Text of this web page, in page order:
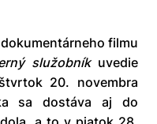
filmu
služobníkuvedie
20. novembra
sa dostáva aj do